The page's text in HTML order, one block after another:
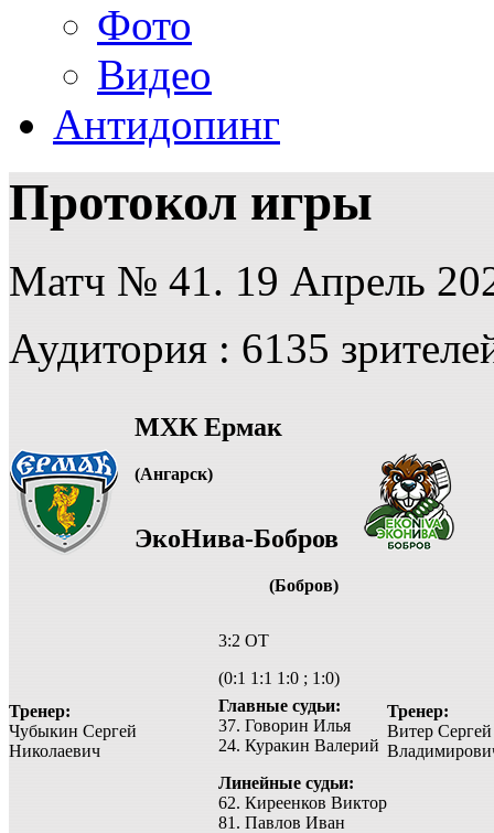
Фото
Видео
Антидопинг
Протокол игры
Матч № 41. 19 Апрель
Аудитория : 6135
МХК Ермак
(Ангарск)
ЭкоНива-Бобров
(Бобров)
Тренер:
Чубыкин Сергей
Николаевич
3:2 ОТ
(0:1 1:1 1:0 ; 1:0)
Главные судьи:
37. Говорин Илья
24. Куракин Валерий
Линейные судьи:
62. Киреенков Виктор
81. Павлов Иван
Тренер:
Витер Сергей